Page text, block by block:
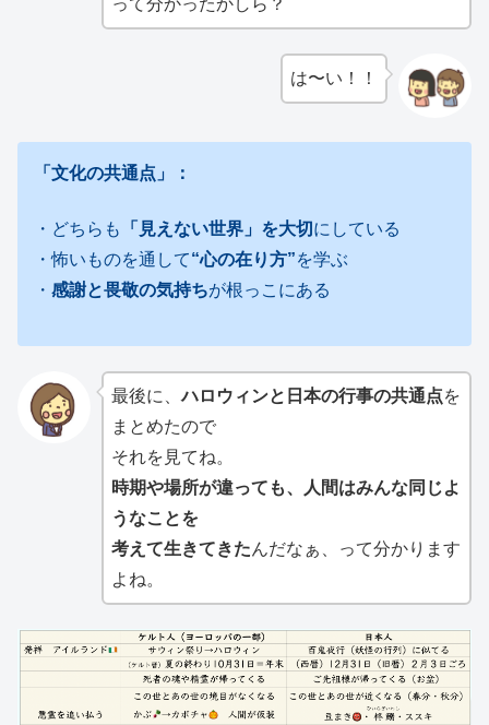
って分かったかしら？
は〜い！！
「文化の共通点」：
・どちらも 「見えない世界」を大切 にしている
・怖いものを通して“心の在り方”を学ぶ
・ 感謝と畏敬の気持ちが根っこにある
最後に、ハロウィンと日本の行事の共通点を
まとめたので
それを見てね。
時期や場所が違っても、人間はみんな同じよ
うなことを
考えて生きてきたんだなぁ、って分かります
よね。